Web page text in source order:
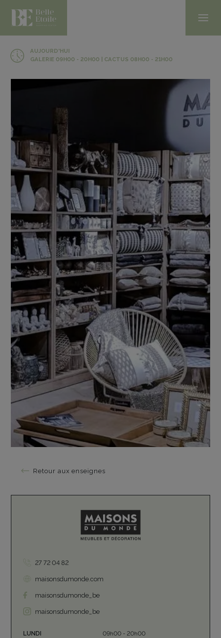
AUJOURD'HUI
GALERIE 09H00 - 20H00 | CACTUS 08H00 - 21H00
Retour aux enseignes
27 72 04 82
maisonsdumonde.com
maisonsdumonde_be
maisonsdumonde_be
LUNDI
09h00 - 20h00